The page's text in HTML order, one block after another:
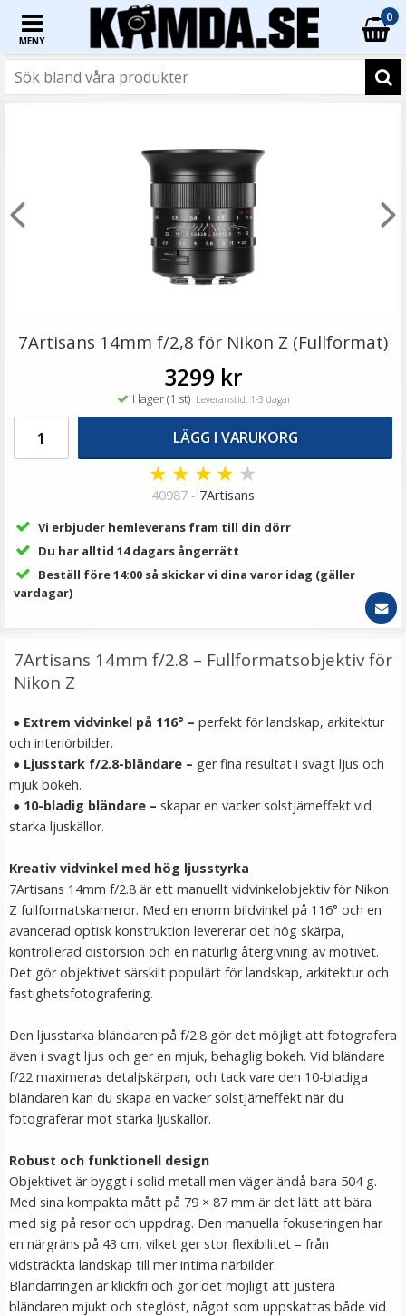
MENY
0
49 kr
99 kr
LÄGG I VARUKORG
JJC Motljusskydd för Nikkor Z DX 18-140mm f/3.5-6.3
149 kr
JJC Motljusskydd för Nikkor Z DX 50-250mm f/4.5-6.3
VR (HB-90)
★★★
149 kr
LÄGG I VARUKORG
7Artisans 14mm f/2,8 för Nikon Z (Fullformat)
3299 kr
I lager (1 st) Leveranstid: 1-3 dagar
LÄGG I VARUKORG
★ ★ ★ ★ ★
40987 - 7Artisans
Vi erbjuder hemleverans fram till din dörr
Du har alltid 14 dagars ångerrätt
Beställ före 14:00 så skickar vi dina varor idag (gäller
vardagar)
7Artisans 14mm f/2.8 – Fullformatsobjektiv för
Nikon Z
● Extrem vidvinkel på 116° – perfekt för landskap, arkitektur
och interiörbilder.
● Ljusstark f/2.8-bländare – ger fina resultat i svagt ljus och
mjuk bokeh.
● 10-bladig bländare – skapar en vacker solstjärneffekt vid
starka ljuskällor.
Kreativ vidvinkel med hög ljusstyrka
7Artisans 14mm f/2.8 är ett manuellt vidvinkelobjektiv för Nikon
Z fullformatskameror. Med en enorm bildvinkel på 116° och en
avancerad optisk konstruktion levererar det hög skärpa,
kontrollerad distorsion och en naturlig återgivning av motivet.
Det gör objektivet särskilt populärt för landskap, arkitektur och
fastighetsfotografering.
Den ljusstarka bländaren på f/2.8 gör det möjligt att fotografera
även i svagt ljus och ger en mjuk, behaglig bokeh. Vid bländare
f/22 maximeras detaljskärpan, och tack vare den 10-bladiga
bländaren kan du skapa en vacker solstjärneffekt när du
fotograferar mot starka ljuskällor.
Robust och funktionell design
Objektivet är byggt i solid metall men väger ändå bara 504 g.
Med sina kompakta mått på 79 × 87 mm är det lätt att bära
med sig på resor och uppdrag. Den manuella fokuseringen har
en närgräns på 43 cm, vilket ger stor flexibilitet – från
vidsträckta landskap till mer intima närbilder.
Bländarringen är klickfri och gör det möjligt att justera
bländaren mjukt och steglöst, något som uppskattas både vid